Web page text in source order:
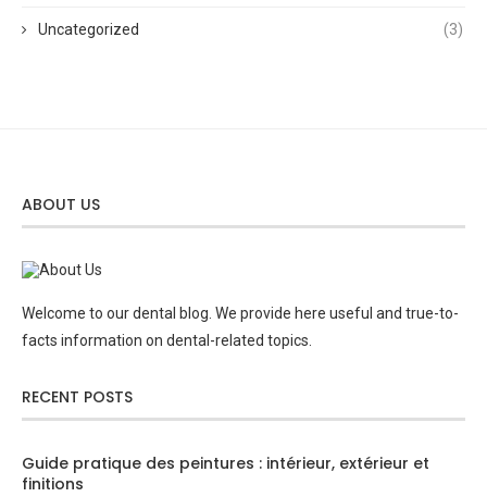
Uncategorized (3)
ABOUT US
Welcome to our dental blog. We provide here useful and true-to-
facts information on dental-related topics.
RECENT POSTS
Guide pratique des peintures : intérieur, extérieur et
finitions